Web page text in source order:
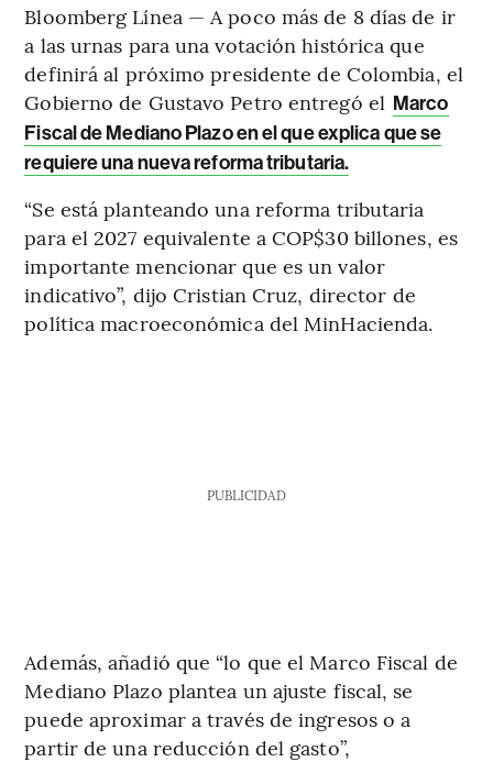
Bloomberg Línea — A poco más de 8 días de ir
a las urnas para una votación histórica que
definirá al próximo presidente de Colombia, el
Gobierno de Gustavo Petro entregó el Marco
Fiscal de Mediano Plazo en el que explica que se
requiere una nueva reforma tributaria.
“Se está planteando una reforma tributaria
para el 2027 equivalente a COP$30 billones, es
importante mencionar que es un valor
indicativo”, dijo Cristian Cruz, director de
política macroeconómica del MinHacienda.
PUBLICIDAD
Además, añadió que “lo que el Marco Fiscal de
Mediano Plazo plantea un ajuste fiscal, se
puede aproximar a través de ingresos o a
partir de una reducción del gasto”,